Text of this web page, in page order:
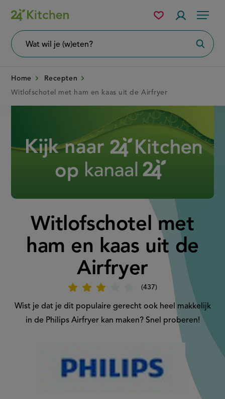
Overslaan
en
naar
gaan
Menu
wil
Mijn
bewaarde
Home
Recepten
Witlofschotel met ham en kaas uit de Airfryer
Witlofschotel met
ham en kaas uit de
Airfryer
437
'Witlofschotel
met
en
Wist je dat je dit populaire gerecht ook heel makkelijk
in de Philips Airfryer kan maken? Snel proberen!